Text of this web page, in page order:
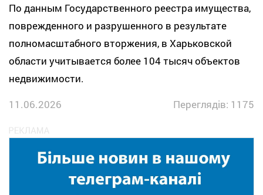
По данным Государственного реестра имущества,
поврежденного и разрушенного в результате
полномасштабного вторжения, в Харьковской
области учитывается более 104 тысяч объектов
недвижимости.
11.06.2026
Переглядів: 1175